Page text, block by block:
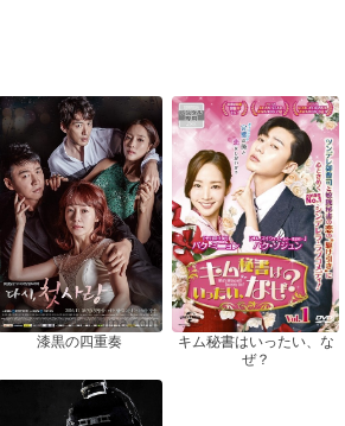
漆黒の四重奏
キム秘書はいったい、な
ぜ？